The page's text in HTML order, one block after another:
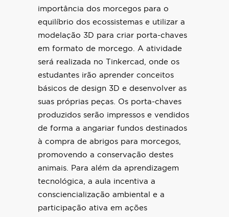
importância dos morcegos para o
equilíbrio dos ecossistemas e utilizar a
modelação 3D para criar porta-chaves
em formato de morcego. A atividade
será realizada no Tinkercad, onde os
estudantes irão aprender conceitos
básicos de design 3D e desenvolver as
suas próprias peças. Os porta-chaves
produzidos serão impressos e vendidos
de forma a angariar fundos destinados
à compra de abrigos para morcegos,
promovendo a conservação destes
animais. Para além da aprendizagem
tecnológica, a aula incentiva a
consciencialização ambiental e a
participação ativa em ações